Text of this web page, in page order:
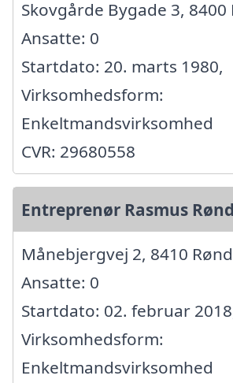
Skovgårde Bygade 3,
Ansatte: 0
Startdato: 20. marts 1980,
Virksomhedsform:
Enkeltmandsvirksomhed
CVR: 29680558
Entreprenør Rasmus
Månebjergvej 2, 8410
Ansatte: 0
Startdato: 02. februar
Virksomhedsform:
Enkeltmandsvirksomhed